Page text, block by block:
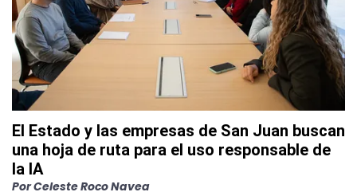
El Estado y las empresas de San Juan buscan
una hoja de ruta para el uso responsable de
la IA
PorCeleste Roco Navea